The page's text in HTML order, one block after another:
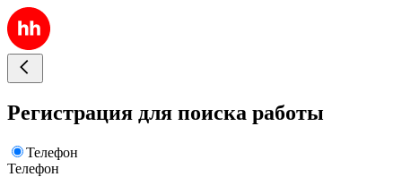
Регистрация для поиска работы
Телефон
Телефон